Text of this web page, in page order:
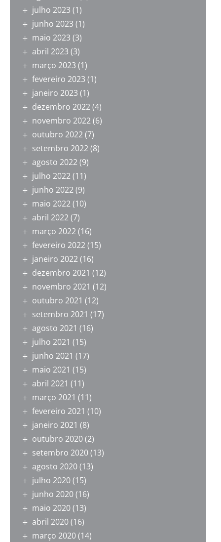
julho 2023 (1)
junho 2023 (1)
maio 2023 (3)
abril 2023 (3)
março 2023 (1)
fevereiro 2023 (1)
janeiro 2023 (1)
dezembro 2022(4)
novembro 2022(6)
outubro 2022(7)
setembro 2022(8)
agosto 2022(9)
julho 2022(11)
junho 2022(9)
maio 2022(10)
abril 2022(7)
março 2022(16)
fevereiro 2022(15)
janeiro 2022(16)
dezembro 2021 (12)
novembro 2021 (12)
outubro 2021 (12)
setembro 2021 (17)
agosto 2021 (16)
julho 2021 (15)
junho 2021 (17)
maio 2021 (15)
abril 2021 (11)
março 2021 (11)
fevereiro 2021 (10)
janeiro 2021 (8)
outubro 2020(2)
setembro 2020(13)
agosto 2020(13)
julho 2020(15)
junho 2020(16)
maio 2020(13)
abril 2020(16)
março 2020(14)